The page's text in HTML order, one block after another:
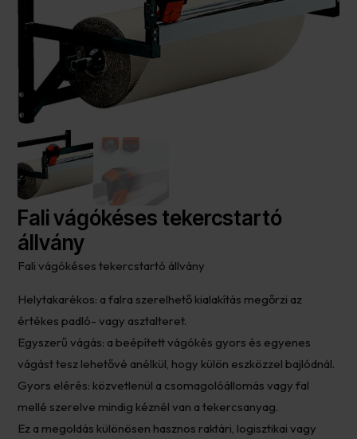
Fali vágókéses tekercstartó
állvány
Fali vágókéses tekercstartó állvány
Helytakarékos: a falra szerelhető kialakítás megőrzi az
értékes padló- vagy asztalteret.
Egyszerű vágás: a beépített vágókés gyors és egyenes
vágást tesz lehetővé anélkül, hogy külön eszközzel bajlódnál.
Gyors elérés: közvetlenül a csomagolóállomás vagy fal
mellé szerelve mindig kéznél van a tekercsanyag.
Ez a megoldás különösen hasznos raktári, logisztikai vagy